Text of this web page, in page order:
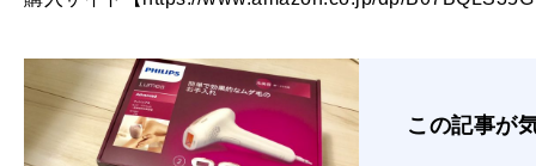
この記事が